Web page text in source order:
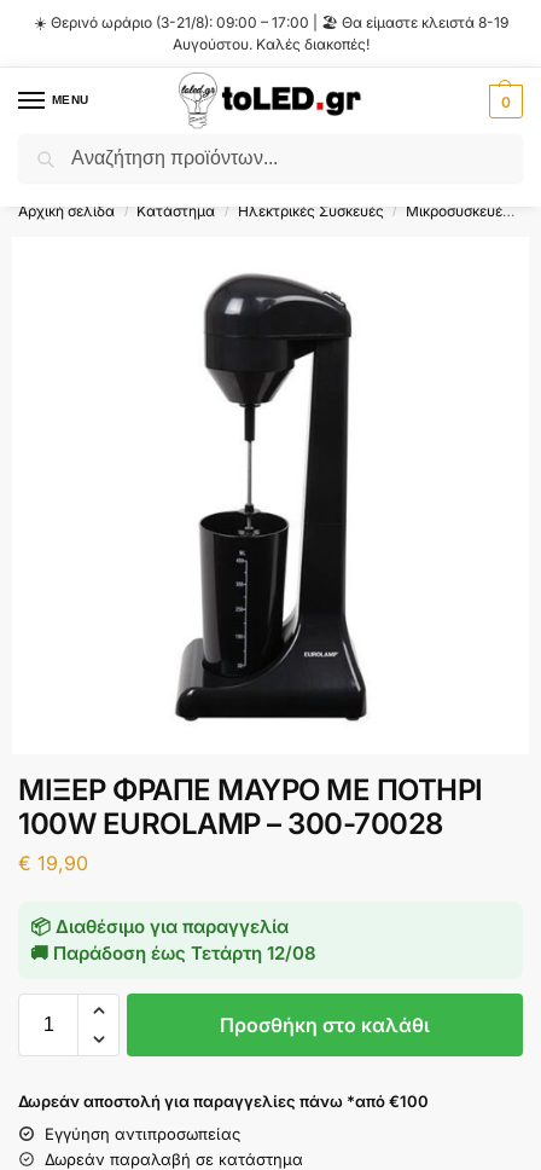
☀️ Θερινό ωράριο (3-21/8): 09:00 – 17:00 | 🏖️ Θα είμαστε κλειστά 8-19
Αυγούστου. Καλές διακοπές!
MENU 0
Flash Sale ⚡ 10% Έκπτωση με τον κωδικό
Αρχική σελίδα / Κατάστημα / Ηλεκτρικές Συσκευές / Μικροσυσκευές
ΜΙΞΕΡ ΦΡΑΠΕ ΜΑΥΡΟ ΜΕ ΠΟΤΗΡΙ
100W EUROLAMP – 300-70028
€ 19,90
📦 Διαθέσιμο για παραγγελία
🚚 Παράδοση έως Τετάρτη 12/08
Προσθήκη στο καλάθι
Δωρεάν αποστολή για παραγγελίες πάνω *από €100
Εγγύηση αντιπροσωπείας
Δωρεάν παραλαβή σε κατάστημα